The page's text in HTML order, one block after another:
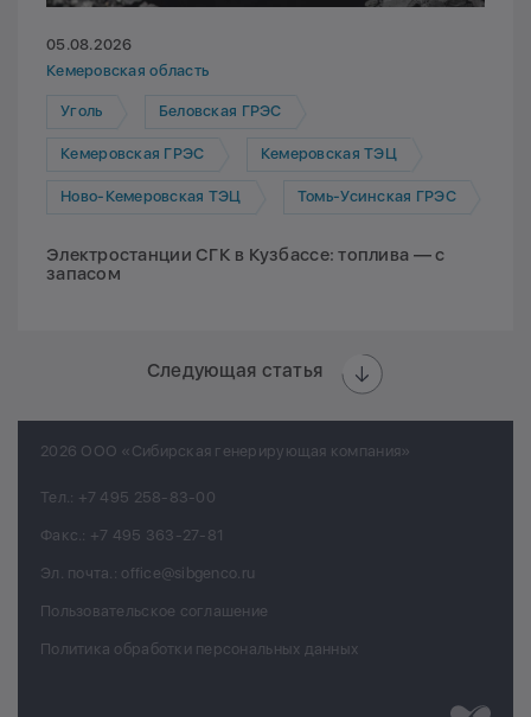
05.08.2026
Кемеровская область
Уголь Беловская ГРЭС
Кемеровская ГРЭС Кемеровская ТЭЦ
Ново-Кемеровская ТЭЦ Томь-Усинская ГРЭС
Электростанции СГК в Кузбассе: топлива — с
запасом
Следующая статья
2026 ООО «Сибирская генерирующая компания»
Тел.: +7 495 258-83-00
Факс.: +7 495 363-27-81
Эл. почта.: office@sibgenco.ru
Пользовательское соглашение
Политика обработки персональных данных